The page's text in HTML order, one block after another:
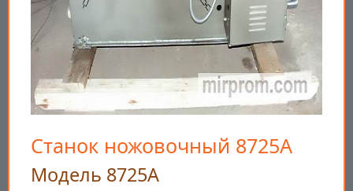
Станок ножовочный 8725А
Модель 8725А